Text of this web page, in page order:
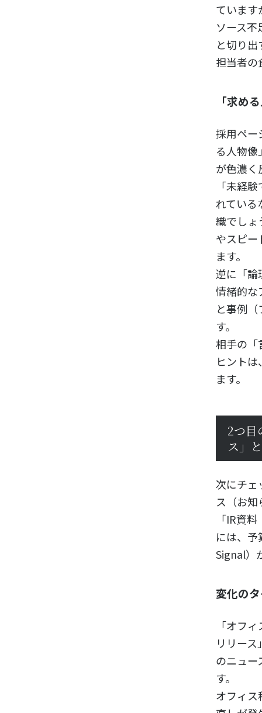
ています
ソース
と切り
担当者の
「求め
採用ペー
る人物
が色濃く
「未経
れている
織でしょ
やスピー
ます。
逆に「論
情緒的な
と事例
す。
相手の「
ヒント
ます。
2つ目
ス」
次にチェ
ス（お
「IR資
には、
Signal）
変化の
「オフ
リリー
のニュー
す。
オフィス